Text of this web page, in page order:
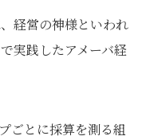
経営の神様といわれ
実践したアメーバ経
ごとに採算を測る組